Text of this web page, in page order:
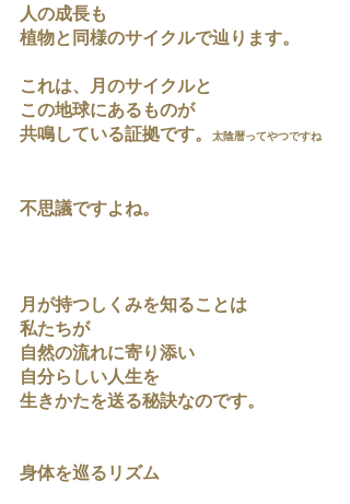
人の成長も
植物と同様のサイクルで辿ります。
これは、月のサイクルと
この地球にあるものが
共鳴している証拠です。
太陰暦ってやつですね
不思議ですよね。
月が持つしくみを知ることは
私たちが
自然の流れに寄り添い
自分らしい人生を
生きかたを送る秘訣なのです。
身体を巡るリズム